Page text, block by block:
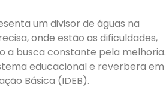
um divisor de águas na
onde estão as dificuldades,
a busca constante pela melhoria.
educacional e reverbera em
Básica (IDEB).